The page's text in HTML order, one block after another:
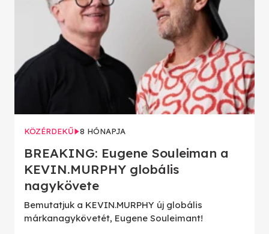
KÖZÉRDEKŰ 8 HÓNAPJA
BREAKING: Eugene Souleiman a
KEVIN.MURPHY globális
nagykövete
Bemutatjuk a KEVIN.MURPHY új globális
márkanagykövetét, Eugene Souleimant!